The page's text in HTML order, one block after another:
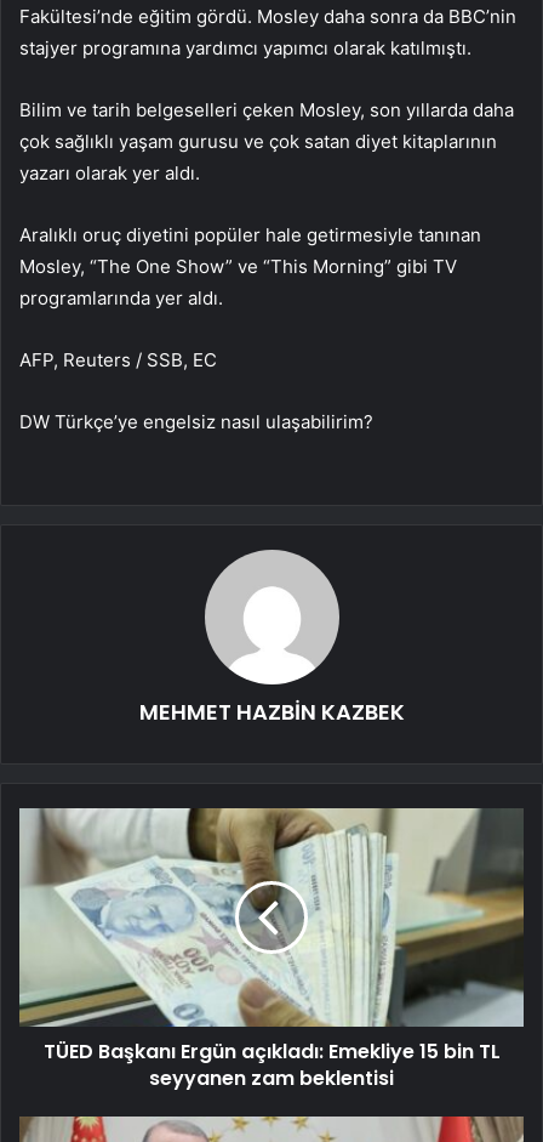
Fakültesi’nde eğitim gördü. Mosley daha sonra da BBC’nin
stajyer programına yardımcı yapımcı olarak katılmıştı.
Bilim ve tarih belgeselleri çeken Mosley, son yıllarda daha
çok sağlıklı yaşam gurusu ve çok satan diyet kitaplarının
yazarı olarak yer aldı.
Aralıklı oruç diyetini popüler hale getirmesiyle tanınan
Mosley, “The One Show” ve “This Morning” gibi TV
programlarında yer aldı.
AFP, Reuters / SSB, EC
DW Türkçe’ye engelsiz nasıl ulaşabilirim?
MEHMET HAZBİN KAZBEK
TÜED Başkanı Ergün açıkladı: Emekliye 15 bin TL
seyyanen zam beklentisi